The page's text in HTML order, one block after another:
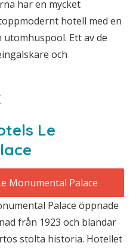
har en mycket
hotell med en
Ett av de
och
Le
Palace öppnade
från 1923 och blandar
stolta historia. Hotellet